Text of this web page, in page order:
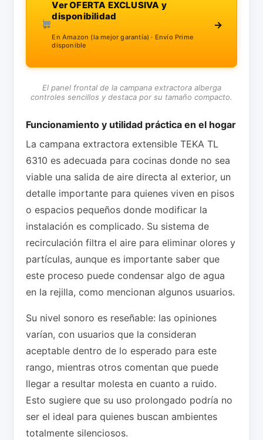
Ver OFERTA EXCLUSIVA y
disponibilidad
En Amazon (la mejor garantía) · Envío Prime
disponible
→
El panel frontal de la campana extractora alberga
controles sencillos y destaca por su tamaño compacto.
Funcionamiento y utilidad práctica en el hogar
La campana extractora extensible TEKA TL
6310 es adecuada para cocinas donde no sea
viable una salida de aire directa al exterior, un
detalle importante para quienes viven en pisos
o espacios pequeños donde modificar la
instalación es complicado. Su sistema de
recirculación filtra el aire para eliminar olores y
partículas, aunque es importante saber que
este proceso puede condensar algo de agua
en la rejilla, como mencionan algunos usuarios.
Su nivel sonoro es reseñable: las opiniones
varían, con usuarios que la consideran
aceptable dentro de lo esperado para este
rango, mientras otros comentan que puede
llegar a resultar molesta en cuanto a ruido.
Esto sugiere que su uso prolongado podría no
ser el ideal para quienes buscan ambientes
totalmente silenciosos.